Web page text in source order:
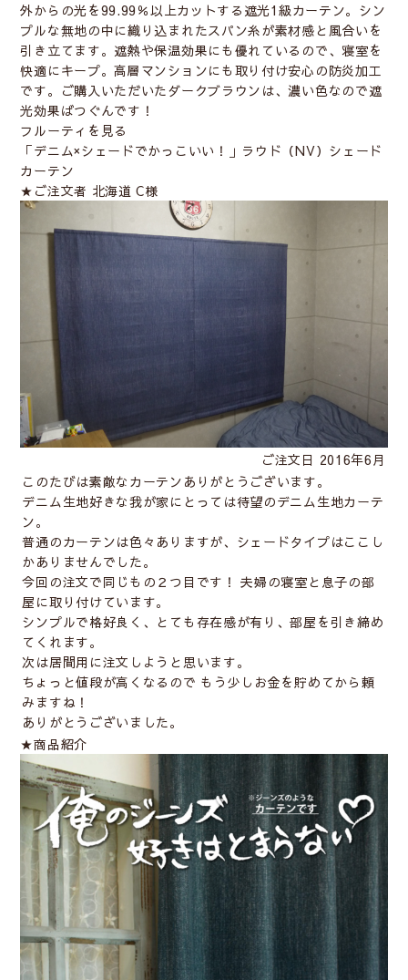
外からの光を99.99％以上カットする遮光1級カーテン。シン
プルな無地の中に織り込まれたスパン糸が素材感と風合いを
引き立てます。遮熱や保温効果にも優れているので、寝室を
快適にキープ。高層マンションにも取り付け安心の防炎加工
です。ご購入いただいたダークブラウンは、濃い色なので遮
光効果ばつぐんです！
フルーティを見る
「デニム×シェードでかっこいい！」ラウド（NV）シェード
カーテン
★ご注文者 北海道 C様
ご注文日 2016年6月
このたびは素敵なカーテンありがとうございます。
デニム生地好きな我が家にとっては待望のデニム生地カーテ
ン。
普通のカーテンは色々ありますが、シェードタイプはここし
かありませんでした。
今回の注文で同じもの２つ目です！ 夫婦の寝室と息子の部
屋に取り付けています。
シンプルで格好良く、とても存在感が有り、部屋を引き締め
てくれます。
次は居間用に注文しようと思います。
ちょっと値段が高くなるので もう少しお金を貯めてから頼
みますね！
ありがとうございました。
★商品紹介